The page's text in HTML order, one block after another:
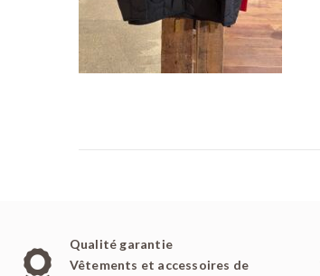
Qualité garantie
Vêtements et accessoires de